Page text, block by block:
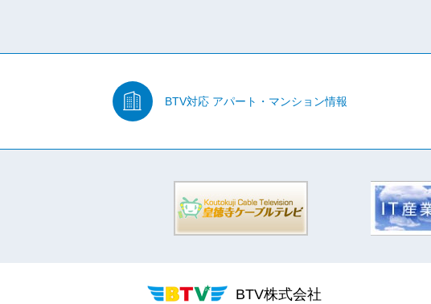
BTV対応 アパート・マンション情報
BTV株式会社